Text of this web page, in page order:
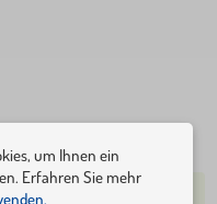
75,40 €69,40 €
INNERHALB VON 7 TAGEN
um Ihnen ein
Erfahren Sie mehr